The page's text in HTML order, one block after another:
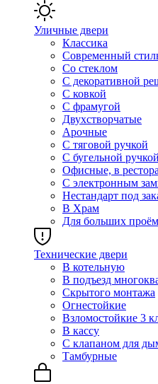
Уличные двери
Классика
Современный
Со стеклом
С декоративной
С ковкой
С фрамугой
Двухстворчатые
Арочные
С тяговой ручкой
С бугельной ручкой
Офисные, в
С электронным
Нестандарт под
В Храм
Для больших
Технические двери
В котельную
В подъезд
Скрытого монтажа
Огнестойкие
Взломостойкие 3
В кассу
С клапаном для
Тамбурные